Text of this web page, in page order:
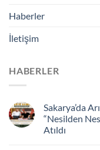
Haberler
İletişim
HABERLER
Sakarya’da
“Nesilden
Atıldı